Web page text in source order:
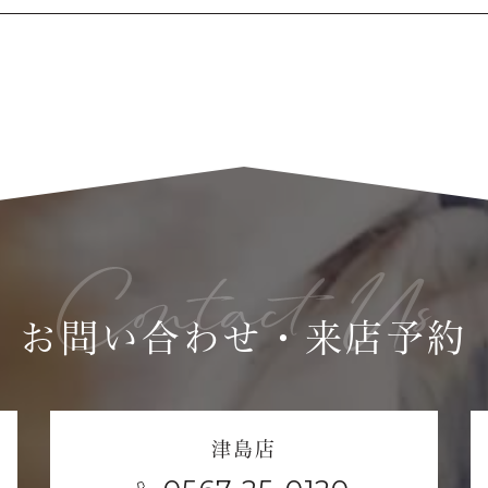
お問い合わせ・来店予約
津島店